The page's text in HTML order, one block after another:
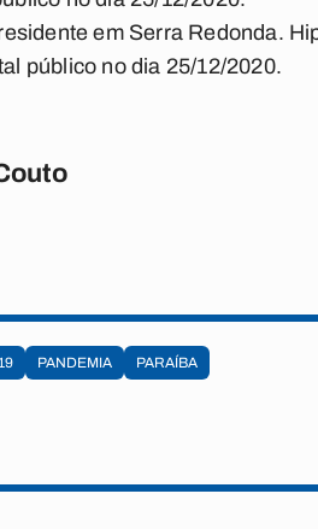
em Serra Redonda.
público no dia 25/12/2020.
PANDEMIA PARAÍBA